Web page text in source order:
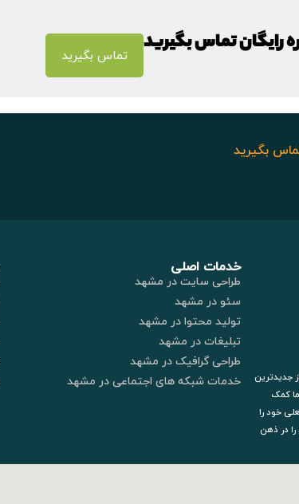
رایگان تماس بگیرید
تماس بگیرید
بگیرید
جدیدترین
کمک
خود را
در ذهن
خدمات اصلی
طراحی سایت در مشهد
سئو در مشهد
تولید محتوا در مشهد
تبلیغات در مشهد
طراحی گرافیک در مشهد
خدمات شبکه های اجتماعی در مشهد